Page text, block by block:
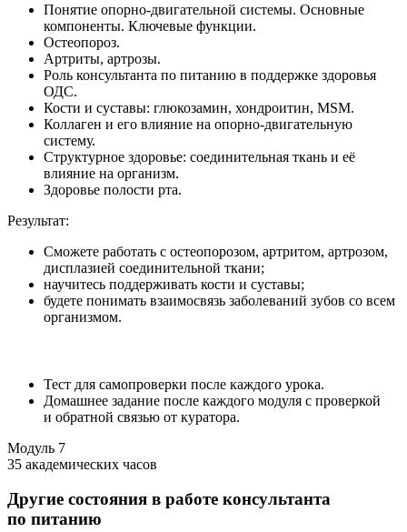
Понятие опорно-двигательной системы. Основные
компоненты. Ключевые функции.
Остеопороз.
Артриты, артрозы.
Роль консультанта по питанию в поддержке здоровья
ОДС.
Кости и суставы: глюкозамин, хондроитин, MSM.
Коллаген и его влияние на опорно-двигательную
систему.
Структурное здоровье: соединительная ткань и её
влияние на организм.
Здоровье полости рта.
Результат:
Сможете работать с остеопорозом, артритом, артрозом,
дисплазией соединительной ткани;
научитесь поддерживать кости и суставы;
будете понимать взаимосвязь заболеваний зубов со всем
организмом.
Тест для самопроверки после каждого урока.
Домашнее задание после каждого модуля с проверкой
и обратной связью от куратора.
Модуль 7
35 академических часов
Другие состояния в работе консультанта
по питанию